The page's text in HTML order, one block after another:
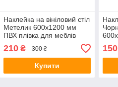
Наклейка на вініловий стіл
Метелик 600х1200 мм
ПВХ плівка для меблів
інтер'єрна 3D трава
ромашки зелений
210₴ 300 ₴
Купити
для
150